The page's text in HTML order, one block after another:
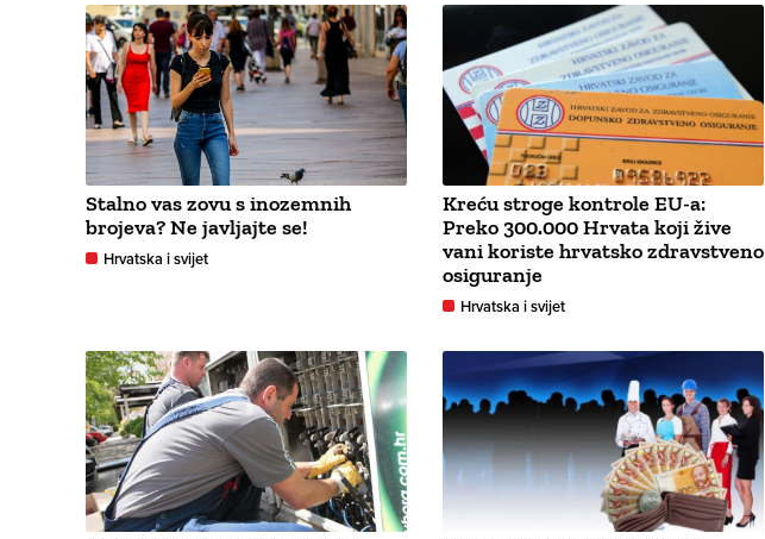
Stalno vas zovu s inozemnih
brojeva? Ne javljajte se!
Hrvatska i svijet
Kreću stroge kontrole EU-a:
Preko 300.000 Hrvata koji žive
vani koriste hrvatsko zdravstveno
osiguranje
Hrvatska i svijet